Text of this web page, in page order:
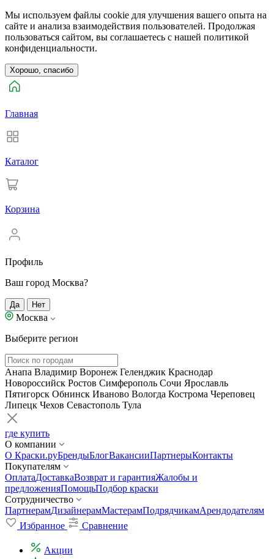
Мы используем файлы cookie для улучшения вашего опыта на
сайте и анализа взаимодействия пользователей. Продолжая
пользоваться сайтом, вы соглашаетесь с нашей политикой
конфиденциальности.
Хорошо, спасибо
Главная
Каталог
Корзина
Профиль
Ваш город Москва?
Да Нет
Москва
Выберите регион
Анапа Владимир Воронеж Геленджик Краснодар
Новороссийск Ростов Симферополь Сочи Ярославль
Пятигорск Обнинск Иваново Вологда Кострома Череповец
Липецк Чехов Севастополь Тула
где купить
О компании
О Краски.руБрендыБлогВакансииПартнерыКонтакты
Покупателям
ОплатаДоставкаВозврат и гарантияЖалобы и
предложенияПомощьПодбор краски
Сотрудничество
ПартнерамДизайнерамМастерамПодрядчикамАрендодателям
Избранное
Сравнение
Акции